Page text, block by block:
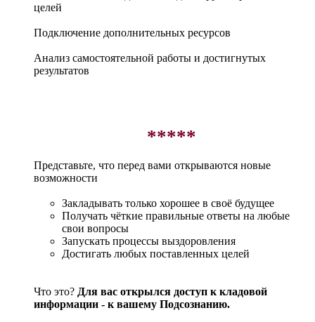
целей
Подключение дополнительных ресурсов
Анализ самостоятельной работы и достигнутых
результатов
*****
Представьте, что перед вами открываются новые
возможности
Закладывать только хорошее в своё будущее
Получать чёткие правильные ответы на любые
свои вопросы
Запускать процессы выздоровления
Достигать любых поставленных целей
Что это? Для вас открылся доступ к кладовой
информации - к вашему Подсознанию.